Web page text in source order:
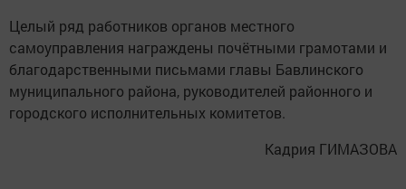
Целый ряд работников органов местного
самоуправления награждены почётными грамотами и
благодарственными письмами главы Бавлинского
муниципального района, руководителей районного и
городского исполнительных комитетов.
Кадрия ГИМАЗОВА